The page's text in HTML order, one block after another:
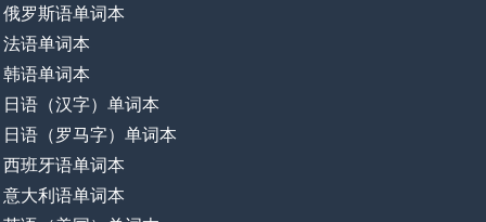
俄罗斯语单词本
法语单词本
韩语单词本
日语（汉字）单词本
日语（罗马字）单词本
西班牙语单词本
意大利语单词本